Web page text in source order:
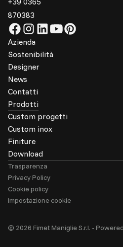
870383
Azienda
Sostenibilità
Designer
News
Contatti
Prodotti
Custom progetti
Custom inox
Finiture
Download
© 2026 Fimet Maniglie S.r.l. -
Trasparenza
Privacy Policy
Cookie policy
Impostazione cookie